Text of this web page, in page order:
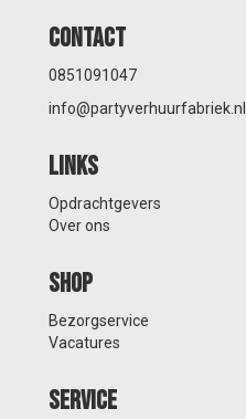
Contact
0851091047
info@partyverhuurfabriek.nl
Links
Opdrachtgevers
Over ons
Shop
Bezorgservice
Vacatures
Service